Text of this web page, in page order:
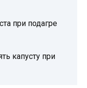
при подагре
капусту при